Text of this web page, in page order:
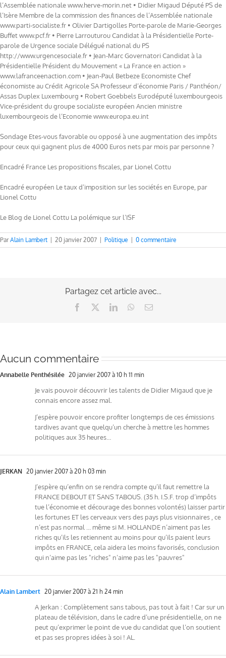
l’Assemblée nationale www.herve-morin.net • Didier Migaud Député PS de
l’Isère Membre de la commission des finances de l’Assemblée nationale
www.parti-socialiste.fr • Olivier Dartigolles Porte-parole de Marie-Georges
Buffet www.pcf.fr • Pierre Larrouturou Candidat à la Présidentielle Porte-
parole de Urgence sociale Délégué national du PS
http://www.urgencesociale.fr • Jean-Marc Governatori Candidat à la
Présidentielle Président du Mouvement « La France en action »
www.lafranceenaction.com • Jean-Paul Betbeze Economiste Chef
économiste au Crédit Agricole SA Professeur d’économie Paris / Panthéon/
Assas Duplex Luxembourg • Robert Goebbels Eurodéputé luxembourgeois
Vice-président du groupe socialiste européen Ancien ministre
luxembourgeois de l’Economie www.europa.eu.int
Sondage Etes-vous favorable ou opposé à une augmentation des impôts
pour ceux qui gagnent plus de 4000 Euros nets par mois par personne ?
Encadré France Les propositions fiscales, par Lionel Cottu
Encadré européen Le taux d’imposition sur les sociétés en Europe, par
Lionel Cottu
Le Blog de Lionel Cottu La polémique sur l’ISF
ParAlain Lambert 20 janvier 2007 Politique 0 commentaire
Partagez cet article avec...
Facebook LinkedInWhatsApp
Email
Aucun commentaire
Annabelle Penthésilée 20 janvier 2007 à 10 h 11 min
Je vais pouvoir découvrir les talents de Didier Migaud que je
connais encore assez mal.
J’espère pouvoir encore profiter longtemps de ces émissions
tardives avant que quelqu’un cherche à mettre les hommes
politiques aux 35 heures…
JERKAN 20 janvier 2007 à 20 h 03 min
J’espère qu’enfin on se rendra compte qu’il faut remettre la
FRANCE DEBOUT ET SANS TABOUS. (35 h. I.S.F. trop d’impôts
tue l’économie et décourage des bonnes volontés) laisser partir
les fortunes ET les cerveaux vers des pays plus visionnaires , ce
n’est pas normal … même si M. HOLLANDE n’aiment pas les
riches qu’ils les retiennent au moins pour qu’ils paient leurs
impôts en FRANCE, cela aidera les moins favorisés, conclusion
qui n’aime pas les "riches" n’aime pas les "pauvres"
Alain Lambert 20 janvier 2007 à 21 h 24 min
A Jerkan : Complètement sans tabous, pas tout à fait ! Car sur un
plateau de télévision, dans le cadre d’une présidentielle, on ne
peut qu’exprimer le point de vue du candidat que l’on soutient
et pas ses propres idées à soi ! AL.